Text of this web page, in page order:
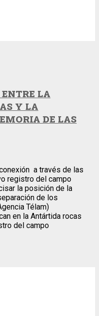
LA
Y LA
DE LAS
a través de las
registro del campo
la posición de la
de los
Télam)
en la Antártida rocas
del campo